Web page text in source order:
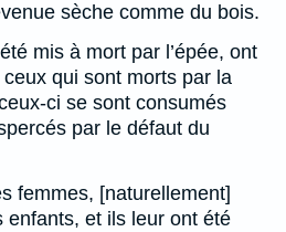
sèche comme du bois.
mis à mort par l’épée, ont
qui sont morts par la
ci se sont consumés
par le défaut du
femmes, [naturellement]
enfants, et ils leur ont été